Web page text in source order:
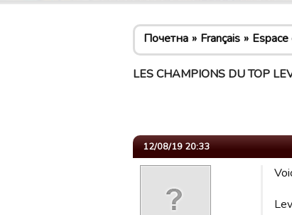
Почетна Français
LES CHAMPIONS DU TOP
12/08/19 20:33